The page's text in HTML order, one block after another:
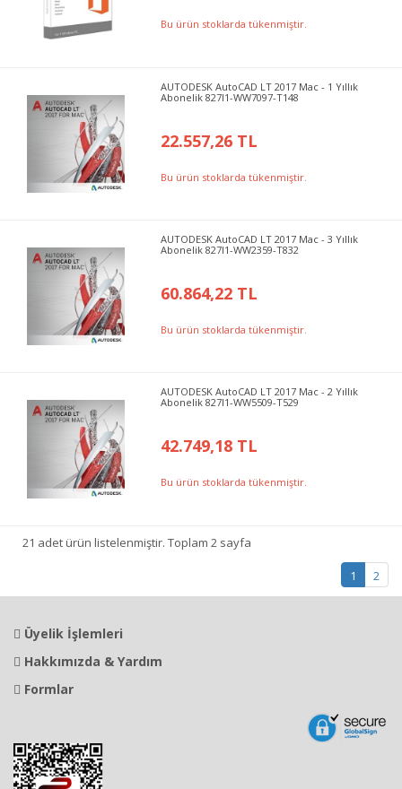
Bu ürün stoklarda tükenmiştir.
AUTODESK AutoCAD LT 2017 Mac - 1 Yıllık
Abonelik 827I1-WW7097-T148
22.557,26 TL
Bu ürün stoklarda tükenmiştir.
AUTODESK AutoCAD LT 2017 Mac - 3 Yıllık
Abonelik 827I1-WW2359-T832
60.864,22 TL
Bu ürün stoklarda tükenmiştir.
AUTODESK AutoCAD LT 2017 Mac - 2 Yıllık
Abonelik 827I1-WW5509-T529
42.749,18 TL
Bu ürün stoklarda tükenmiştir.
21 adet ürün listelenmiştir. Toplam 2 sayfa
1 2
Üyelik İşlemleri
Hakkımızda & Yardım
Formlar